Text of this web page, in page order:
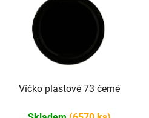
Víčko plastové 73 černé